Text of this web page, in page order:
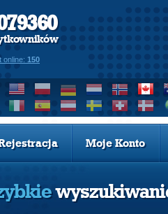
online: 150
Moje Konto